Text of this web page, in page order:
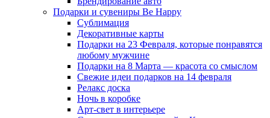
Подарки и сувениры Be Happy
Сублимация
Декоративные карты
Подарки на 23 Февраля, которые понравятся
любому мужчине
Подарки на 8 Марта — красота со смыслом
Свежие идеи подарков на 14 февраля
Релакс доска
Ночь в коробке
Арт-свет в интерьере